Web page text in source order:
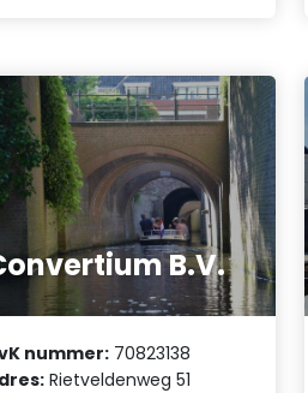
B.V.
nummer: 70823138
Rietveldenweg 51